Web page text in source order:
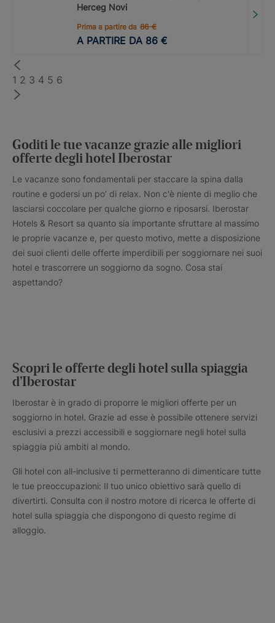
Herceg Novi
Prima a partire da 86 €
A PARTIRE DA 86 €
1 2 3 4 5 6
Goditi le tue vacanze grazie alle migliori
offerte degli hotel Iberostar
Le vacanze sono fondamentali per staccare la spina dalla
routine e godersi un po’ di relax. Non c'è niente di meglio che
lasciarsi coccolare per qualche giorno e riposarsi. Iberostar
Hotels & Resort sa quanto sia importante sfruttare al massimo
le proprie vacanze e, per questo motivo, mette a disposizione
dei suoi clienti delle offerte imperdibili per soggiornare nei suoi
hotel e trascorrere un soggiorno da sogno. Cosa stai
aspettando?
Scopri le offerte degli hotel sulla spiaggia
d’Iberostar
Iberostar è in grado di proporre le migliori offerte per un
soggiorno in hotel. Grazie ad esse è possibile ottenere servizi
esclusivi a prezzi accessibili e soggiornare negli hotel sulla
spiaggia più ambiti al mondo.
Gli hotel con all-inclusive ti permetteranno di dimenticare tutte
le tue preoccupazioni: Il tuo unico obiettivo sarà quello di
divertirti. Consulta con il nostro motore di ricerca le offerte di
hotel sulla spiaggia che dispongono di questo regime di
alloggio.